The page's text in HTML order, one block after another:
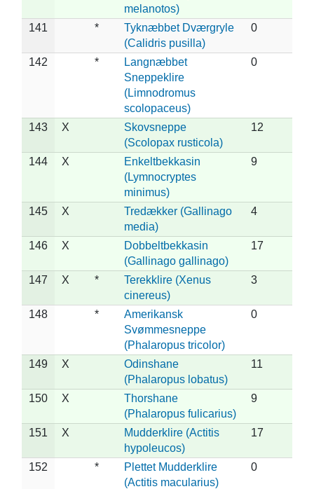
melanotos)
141 *
Tyknæbbet Dværgryle
(Calidris pusilla)
0
142 *
Langnæbbet
Sneppeklire
(Limnodromus
scolopaceus)
0
143 X
Skovsneppe
(Scolopax rusticola)
12
144 X
Enkeltbekkasin
(Lymnocryptes
minimus)
9
145 X
Tredækker (Gallinago
media)
4
146 X
Dobbeltbekkasin
(Gallinago gallinago)
17
147 X *
Terekklire (Xenus
cinereus)
3
148 *
Amerikansk
Svømmesneppe
(Phalaropus tricolor)
0
149 X
Odinshane
(Phalaropus lobatus)
11
150 X
Thorshane
(Phalaropus fulicarius)
9
151 X
Mudderklire (Actitis
hypoleucos)
17
152 *
Plettet Mudderklire
(Actitis macularius)
0